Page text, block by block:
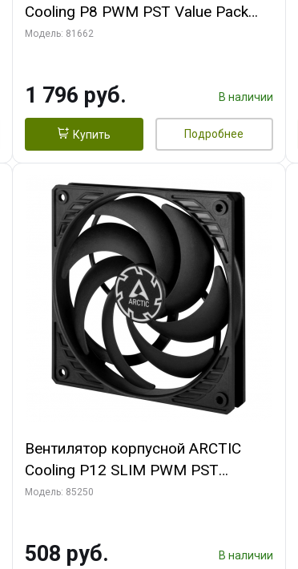
Cooling P8 PWM PST Value Pack
(Black/Black) - retail
Модель: 81662
1 796 руб. В наличии
Купить Подробнее
Вентилятор корпусной ARCTIC
Cooling P12 SLIM PWM PST
(ACFAN00187A) (703130)
Модель: 85250
508 руб. В наличии